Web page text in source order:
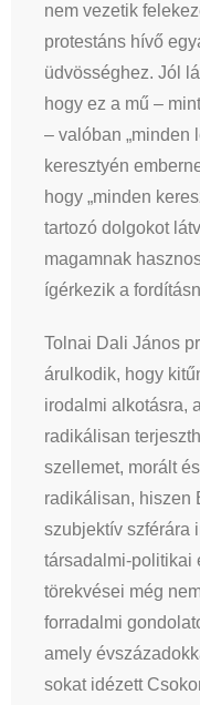
nem vezetik
protestáns hívő
üdvösséghez. Jól
hogy ez a mű –
– valóban „minden
keresztyén
hogy „minden
tartozó dolgokot
magamnak
ígérkezik a
Tolnai Dali János
árulkodik, hogy
irodalmi alkotásra,
radikálisan
szellemet, morált
radikálisan, hiszen
szubjektív szférára
társadalmi-politikai
törekvései még
forradalmi
amely
sokat idézett